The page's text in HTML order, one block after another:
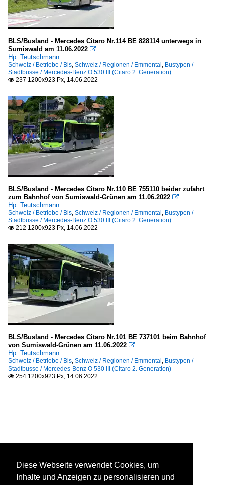
BLS/Busland - Mercedes Citaro Nr.114 BE 828114 unterwegs in
Sumiswald am 11.06.2022 
Hp. Teutschmann
Schweiz / Betriebe / Bls, Schweiz / Regionen / Emmental , Bustypen /
Stadtbusse / Mercedes-Benz O 530 III (Citaro 2. Generation)
 237 1200x923 Px, 14.06.2022
BLS/Busland - Mercedes Citaro Nr.110 BE 755110 beider zufahrt
zum Bahnhof von Sumiswald-Grünen am 11.06.2022 
Hp. Teutschmann
Schweiz / Betriebe / Bls, Schweiz / Regionen / Emmental , Bustypen /
Stadtbusse / Mercedes-Benz O 530 III (Citaro 2. Generation)
 212 1200x923 Px, 14.06.2022
BLS/Busland - Mercedes Citaro Nr.101 BE 737101 beim Bahnhof
von Sumiswald-Grünen am 11.06.2022 
Hp. Teutschmann
Schweiz / Betriebe / Bls, Schweiz / Regionen / Emmental , Bustypen /
Stadtbusse / Mercedes-Benz O 530 III (Citaro 2. Generation)
 254 1200x923 Px, 14.06.2022
Diese Webseite verwendet Cookies, um
Inhalte und Anzeigen zu personalisieren und